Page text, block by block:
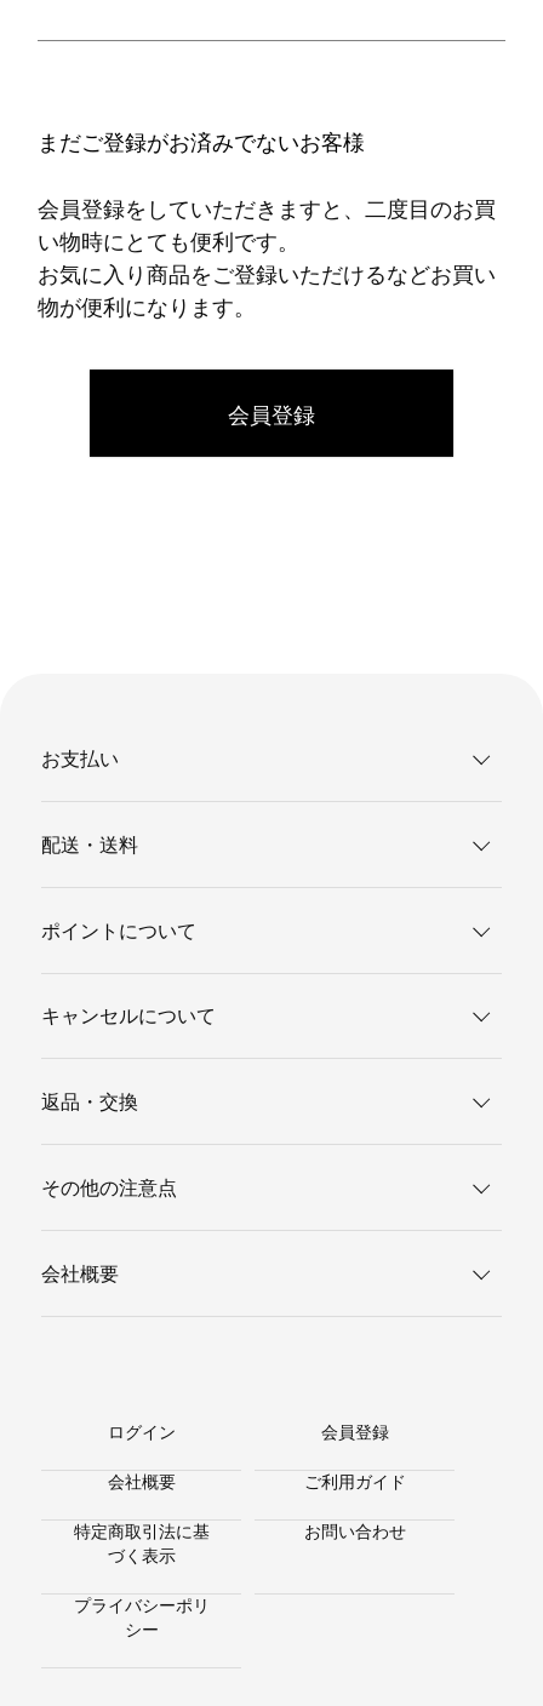
まだご登録がお済みでないお客様
会員登録をしていただきますと、二度目のお買
い物時にとても便利です。
お気に入り商品をご登録いただけるなどお買い
物が便利になります。
会員登録
お支払い
配送・送料
ポイントについて
キャンセルについて
返品・交換
その他の注意点
会社概要
ログイン 会員登録
会社概要 ご利用ガイド
特定商取引法に基
づく表示
お問い合わせ
プライバシーポリ
シー